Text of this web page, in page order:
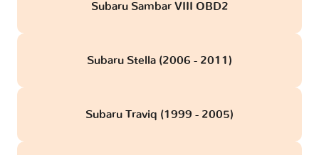
Subaru Sambar VIII OBD2
Subaru Stella (2006 - 2011)
Subaru Traviq (1999 - 2005)